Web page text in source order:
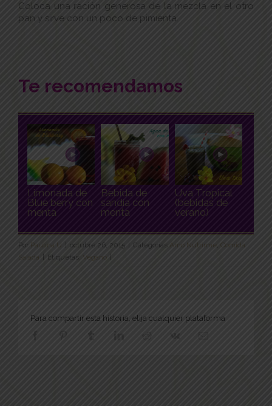
Coloca una ración generosa de la mezcla en el otro
pan y sirve con un poco de pimienta.
Te recomendamos
Limonada de
Blue berry con
menta
Bebida de
sandía con
menta
Uva Tropical
(bebidas de
verano)
Por Paulina U octubre 26, 2015 Categorías Amo Nutrirme, Comida
Salada
Etiquetas: Vegano
Para compartir esta historia, elija cualquier plataforma